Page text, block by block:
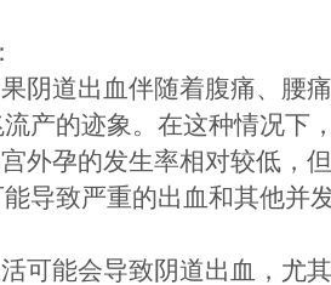
阴道出血伴随着腹痛、腰
产的迹象。在这种情况下
外孕的发生率相对较低，
导致严重的出血和其他并
可能会导致阴道出血，尤